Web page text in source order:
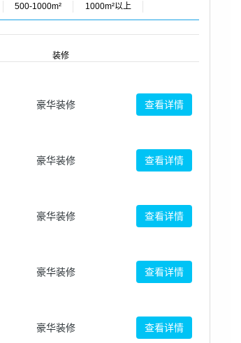
500-1000m² 1000m²以上
装修
豪华装修 查看详情
豪华装修 查看详情
豪华装修 查看详情
豪华装修 查看详情
豪华装修 查看详情